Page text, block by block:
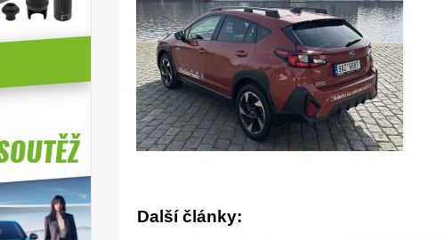
Další články: